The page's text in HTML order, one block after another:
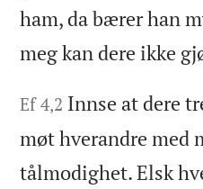
ham, da bærer han
meg kan dere ikke
Ef 4,2 Innse at dere
møt hverandre med
tålmodighet. Elsk